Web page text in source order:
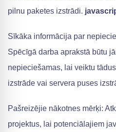
pilnu paketes izstrādi.
Sīkāka informācija par
Spēcīgā darba aprakstā būtu
nepieciešamas, lai veiktu
izstrāde vai servera puses
Pašreizējie nākotnes mērķi:
projektus, lai potenciālajiem